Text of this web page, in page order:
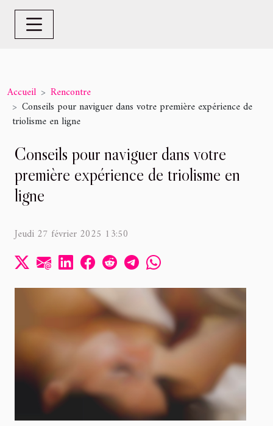
Accueil
Rencontre
Conseils pour naviguer dans votre première expérience de
triolisme en ligne
Conseils pour naviguer dans votre
première expérience de triolisme en
ligne
Jeudi 27 février 2025 13:50